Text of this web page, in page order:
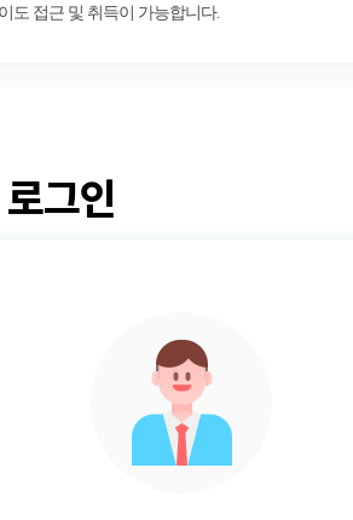
도 접근 및 취득이 가능합니다.
그인